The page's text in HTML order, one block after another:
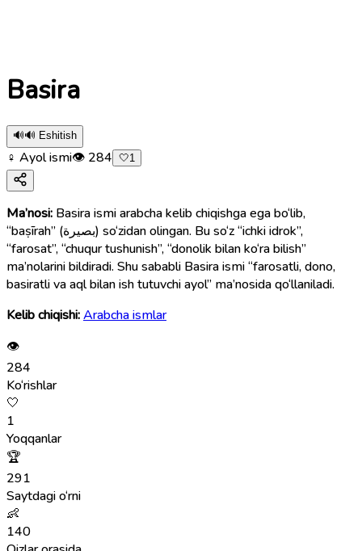
Basira
🔊🔊 Eshitish
♀ Ayol ismi👁 284 🤍1
Ma’nosi: Basira ismi arabcha kelib chiqishga ega bo‘lib,
“baṣīrah” (بصيرة) so‘zidan olingan. Bu so‘z “ichki idrok”,
“farosat”, “chuqur tushunish”, “donolik bilan ko‘ra bilish”
ma’nolarini bildiradi. Shu sababli Basira ismi “farosatli, dono,
basiratli va aql bilan ish tutuvchi ayol” ma’nosida qo‘llaniladi.
Kelib chiqishi:Arabcha ismlar
👁
284
Ko‘rishlar
🤍
1
Yoqqanlar
🏆
291
Saytdagi o‘rni
👶
140